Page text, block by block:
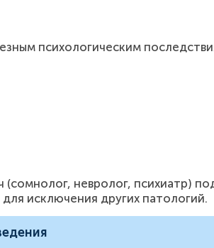
психологическим
невролог, психиатр)
исключения других патологий.